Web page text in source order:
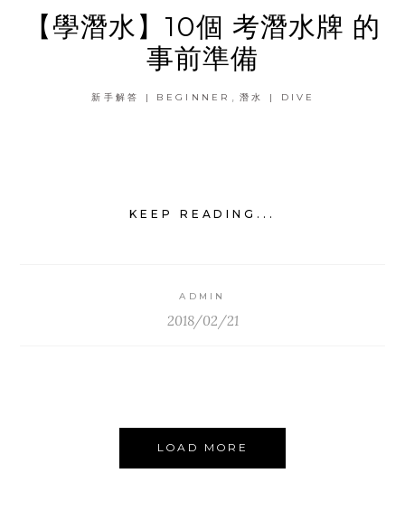
【學潛水】10個 考潛水牌 的
事前準備
新手解答 | BEGINNER 潛水 | DIVE
KEEP READING...
ADMIN
2018/02/21
LOAD MORE